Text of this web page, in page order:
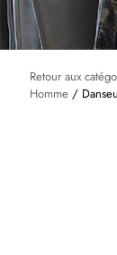
Retour aux
Homme /